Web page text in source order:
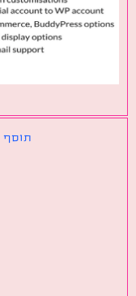
תוסף